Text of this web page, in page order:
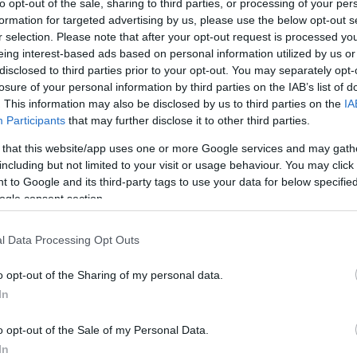
opt-out of the sale, sharing to third parties, or processing of your
for targeted advertising by us, please use the below opt-out
selection. Please note that after your opt-out request is processed
interest-based ads based on personal information utilized by us
to third parties prior to your opt-out. You may separately
of your personal information by third parties on the IAB’s list of
This information may also be disclosed by us to third parties on the
Participants that may further disclose it to other third parties.
that this website/app uses one or more Google services and may
but not limited to your visit or usage behaviour. You may
to Google and its third-party tags to use your data for below
consent section.
Data Processing Opt Outs
opt-out of the Sharing of my personal data.
opt-out of the Sale of my Personal Data.
Link másolása
három hete, amikor véletlenül
a tűzhelyről. Szülei azonnal mentőt
szállították, életveszélyes
van túl, és már mosolyogni is tud,
fel a történteket.